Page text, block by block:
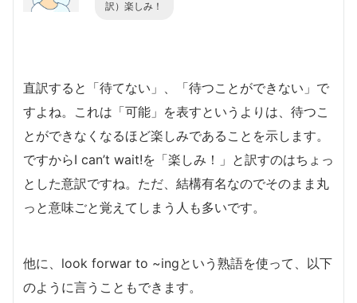
訳）楽しみ！
直訳すると「待てない」、「待つことができない」で
すよね。これは「可能」を表すというよりは、待つこ
とができなくなるほど楽しみであることを示します。
ですからI can’t wait!を「楽しみ！」と訳すのはちょっ
とした意訳ですね。ただ、結構有名なのでそのまま丸
っと意味ごと覚えてしまう人も多いです。
他に、look forwar to ~ingという熟語を使って、以下
のように言うこともできます。